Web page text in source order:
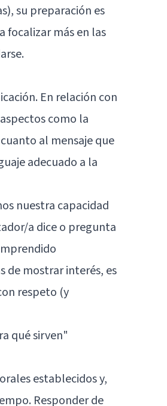
su preparación es
focalizar más en las
En relación con
como la
al mensaje que
adecuado a la
nuestra capacidad
a dice o pregunta
de mostrar interés, es
respeto (y
qué sirven"
establecidos y,
Responder de